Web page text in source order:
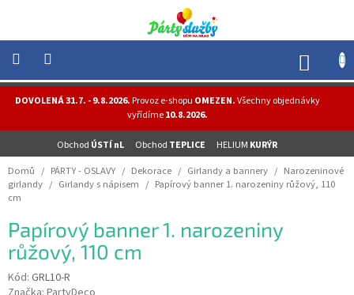
obsah
DOVOLENÁ 31.7. - 9.8.2026.Provoz e-shopu OMEZEN.Všechny objednávky
vyřídíme10.8.2026.
Obchod ÚSTÍ nL Obchod TEPLICE HELIUM KURÝR
NOVINKY
HELIUM
PÁRTY
OSLAVY
MASKY
-
KOSTÝMY
Domů / PÁRTY - OSLAVY / Dekorace / Girlandy a bannery / Narozeninové
girlandy / Girlandy s nápisem / Papírový banner 1. narozeniny růžový, 110
cm
Papírový banner 1. narozeniny
růžový, 110 cm
Kód: GRL10-R